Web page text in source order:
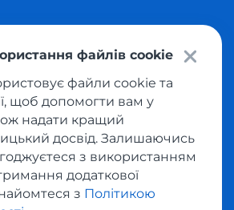
в Україну.Всі права захищені
конфіденційності
Публічна оферта
сервісом викупу товарів
файлів cookie
файли cookie та
щоб допомогти вам у
надати кращий
досвід. Залишаючись
з використанням
додаткової
з Політикою